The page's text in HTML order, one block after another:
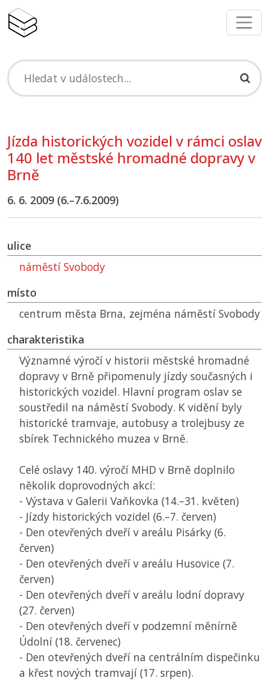
Jízda historických vozidel v rámci oslav
140 let městské hromadné dopravy v
Brně
6. 6. 2009 (6.–7.6.2009)
ulice
náměstí Svobody
místo
centrum města Brna, zejména náměstí Svobody
charakteristika
Významné výročí v historii městské hromadné
dopravy v Brně připomenuly jízdy současných i
historických vozidel. Hlavní program oslav se
soustředil na náměstí Svobody. K vidění byly
historické tramvaje, autobusy a trolejbusy ze
sbírek Technického muzea v Brně.
Celé oslavy 140. výročí MHD v Brně doplnilo
několik doprovodných akcí:
- Výstava v Galerii Vaňkovka (14.–31. květen)
- Jízdy historických vozidel (6.–7. červen)
- Den otevřených dveří v areálu Pisárky (6.
červen)
- Den otevřených dveří v areálu Husovice (7.
červen)
- Den otevřených dveří v areálu lodní dopravy
(27. červen)
- Den otevřených dveří v podzemní měnírně
Údolní (18. červenec)
- Den otevřených dveří na centrálním dispečinku
a křest nových tramvají (17. srpen).